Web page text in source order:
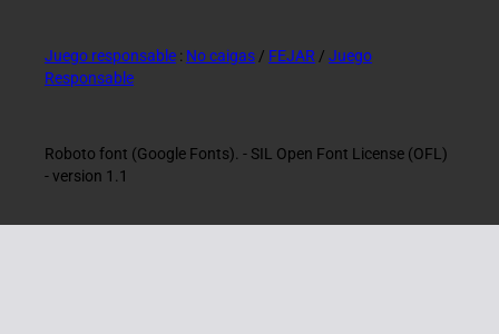
Juego responsable : No caigas / FEJAR / Juego
Responsable
Roboto font (Google Fonts). - SIL Open Font License (OFL)
- version 1.1